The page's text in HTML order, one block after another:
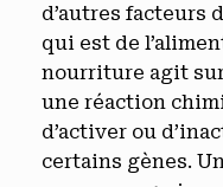
d’autres facteurs
qui est de
nourriture agit sur
une réaction
d’activer ou
certains gènes.